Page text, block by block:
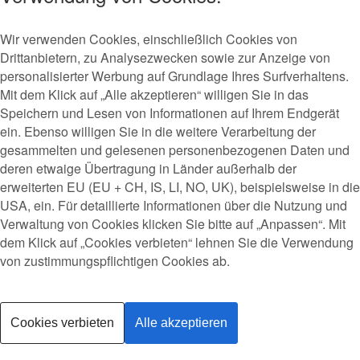
Wir verwenden Cookies, einschließlich Cookies von
Drittanbietern, zu Analysezwecken sowie zur Anzeige von
personalisierter Werbung auf Grundlage Ihres Surfverhaltens.
Mit dem Klick auf „Alle akzeptieren“ willigen Sie in das
Speichern und Lesen von Informationen auf Ihrem Endgerät
ein. Ebenso willigen Sie in die weitere Verarbeitung der
gesammelten und gelesenen personenbezogenen Daten und
deren etwaige Übertragung in Länder außerhalb der
erweiterten EU (EU + CH, IS, LI, NO, UK), beispielsweise in die
USA, ein. Für detaillierte Informationen über die Nutzung und
Verwaltung von Cookies klicken Sie bitte auf „Anpassen“. Mit
dem Klick auf „Cookies verbieten“ lehnen Sie die Verwendung
von zustimmungspflichtigen Cookies ab.
Cookies verbieten Alle akzeptieren